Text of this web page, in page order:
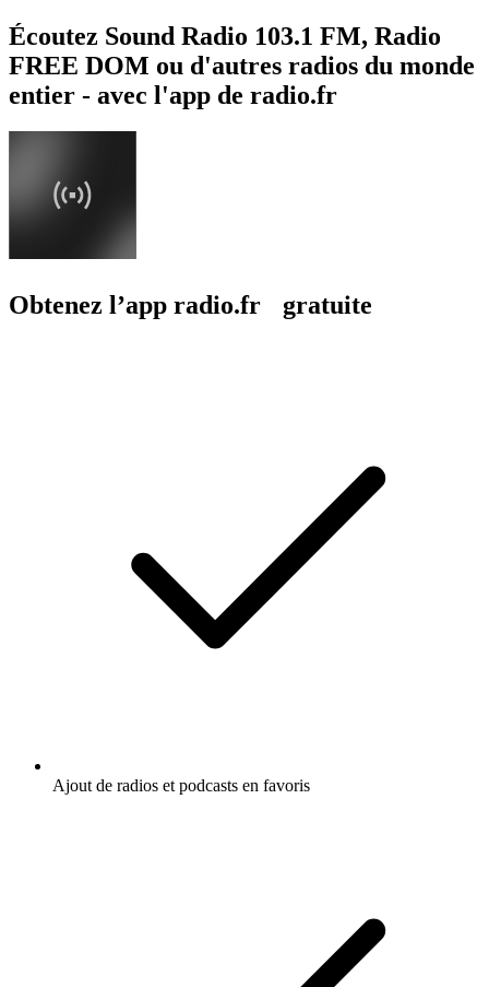
Écoutez Sound Radio 103.1 FM, Radio
FREE DOM ou d'autres radios du monde
entier - avec l'app de radio.fr
Obtenez l’app radio.fr gratuite
Ajout de radios et podcasts en favoris